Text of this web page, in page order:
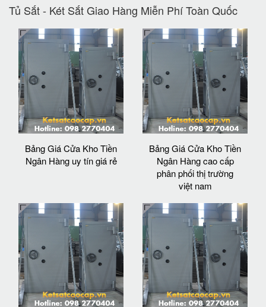
Tủ Sắt - Két Sắt Giao Hàng Miễn Phí Toàn Quốc
Bảng Giá Cửa Kho Tiền
Ngân Hàng uy tín giá rẻ
Bảng Giá Cửa Kho Tiền
Ngân Hàng cao cấp
phân phối thị trường
việt nam